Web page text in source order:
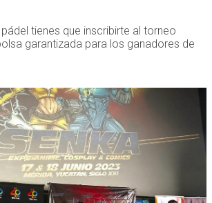
tienes que inscribirte al torneo
garantizada para los ganadores de